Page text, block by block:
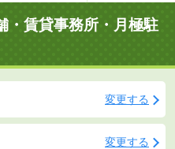
・賃貸事務所・月極駐
変更する
変更する